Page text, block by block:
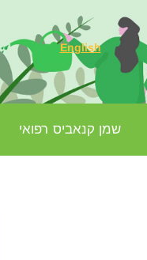
English
שמן קנאביס רפואי